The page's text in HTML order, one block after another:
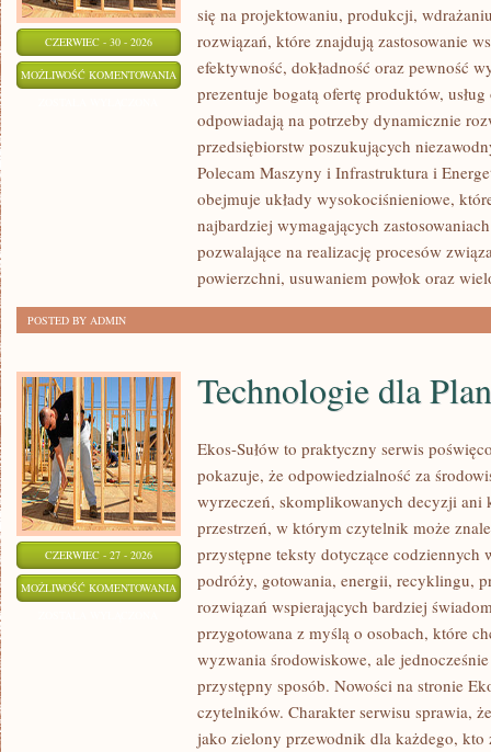
CZERWIEC - 30 - 2026
MOŻLIWOŚĆ KOMENTOWANIA BEZPIECZEŃSTWO
NORMY
się na projektowaniu, produkcji,
rozwiązań, które znajdują zastosowanie
efektywność, dokładność oraz pewność
prezentuje bogatą ofertę produktów,
odpowiadają na potrzeby dynamicznie
przedsiębiorstw poszukujących
Polecam Maszyny i Infrastruktura i
obejmuje układy wysokociśnieniowe,
najbardziej wymagających
pozwalające na realizację procesów
powierzchni, usuwaniem powłok oraz
POSTED BY ADMIN
CZERWIEC - 27 - 2026
MOŻLIWOŚĆ KOMENTOWANIA TECHNOLOGIE
PLANETY
Technologie dla
Ekos-Sułów to praktyczny serwis
pokazuje, że odpowiedzialność za
wyrzeczeń, skomplikowanych decyzji ani
przestrzeń, w którym czytelnik może
przystępne teksty dotyczące
podróży, gotowania, energii, recyklingu,
rozwiązań wspierających bardziej
przygotowana z myślą o osobach, które
wyzwania środowiskowe, ale
przystępny sposób. Nowości na stronie
czytelników. Charakter serwisu sprawia,
jako zielony przewodnik dla każdego, kto